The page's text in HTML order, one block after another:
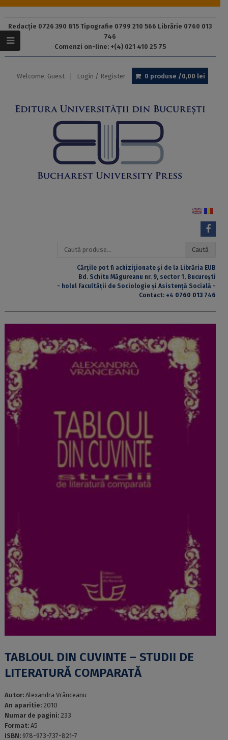
Redacție 0726 390 815 Tipografie 0799 210 566 Librărie 0760 013
746
Comenzi on-line: +(4) 021 410 25 75
Welcome, Guest Login / Register 0 produse /0,00 lei
Caută
Caută
Cărțile pot fi achiziționate și de la Librăria EUB
Bd. Schitu Măgureanu nr. 9, sector 1, București
- holul Facultății de Sociologie și Asistență Socială -
Contact: +4 0760 013 746
TABLOUL DIN CUVINTE – STUDII DE
LITERATURĂ COMPARATĂ
Autor: Alexandra Vrânceanu
An aparitie: 2010
Numar de pagini: 233
Format: A5
ISBN: 978-973-737-821-7